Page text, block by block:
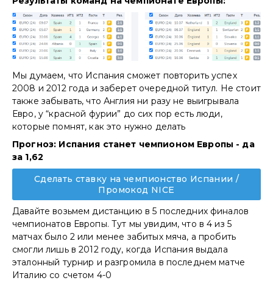
Мы думаем, что Испания сможет повторить успех
2008 и 2012 года и заберет очередной титул. Не стоит
также забывать, что Англия ни разу не выигрывала
Евро, у “красной фурии” до сих пор есть люди,
которые помнят, как это нужно делать
Прогноз: Испания станет чемпионом Европы - да
за 1,62
Сделать ставку на чемпионство Испании /
Промокод NICE
Давайте возьмем дистанцию в 5 последних финалов
чемпионатов Европы. Тут мы увидим, что в 4 из 5
матчах было 2 или менее забитых мяча, а пробить
смогли лишь в 2012 году, когда Испания выдала
эталонный турнир и разгромила в последнем матче
Италию со счетом 4-0